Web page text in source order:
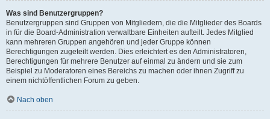
Was sind Benutzergruppen?
Benutzergruppen sind Gruppen von Mitgliedern, die die Mitglieder des Boards
in für die Board-Administration verwaltbare Einheiten aufteilt. Jedes Mitglied
kann mehreren Gruppen angehören und jeder Gruppe können
Berechtigungen zugeteilt werden. Dies erleichtert es den Administratoren,
Berechtigungen für mehrere Benutzer auf einmal zu ändern und sie zum
Beispiel zu Moderatoren eines Bereichs zu machen oder ihnen Zugriff zu
einem nichtöffentlichen Forum zu geben.
Nach oben